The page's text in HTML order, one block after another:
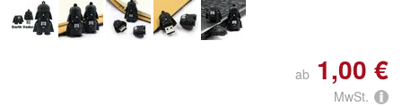
ab 1,00 €
MwSt.